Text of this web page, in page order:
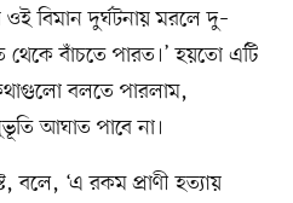
বিমান দুর্ঘটনায় মরলে দু–
বাঁচতে পারত।’ হয়তো এটি
বলতে পারলাম,
আঘাত পাবে না।
বলে, ‘এ রকম প্রাণী হত্যায়